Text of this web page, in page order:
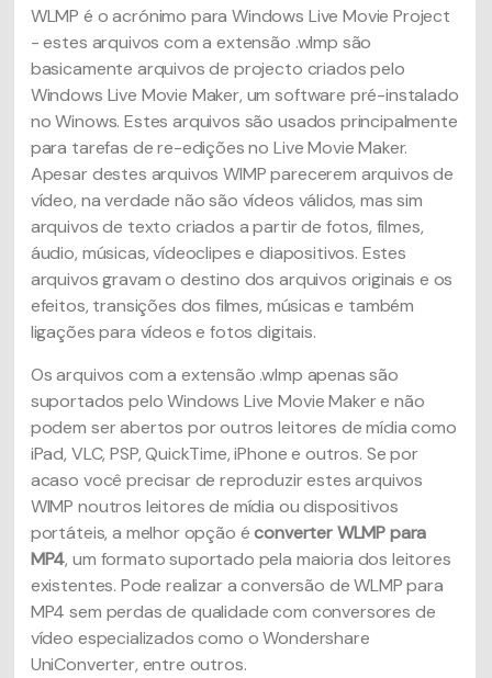
WLMP é o acrónimo para Windows Live Movie Project
- estes arquivos com a extensão .wlmp são
basicamente arquivos de projecto criados pelo
Windows Live Movie Maker, um software pré-instalado
no Winows. Estes arquivos são usados principalmente
para tarefas de re-edições no Live Movie Maker.
Apesar destes arquivos WIMP parecerem arquivos de
vídeo, na verdade não são vídeos válidos, mas sim
arquivos de texto criados a partir de fotos, filmes,
áudio, músicas, vídeoclipes e diapositivos. Estes
arquivos gravam o destino dos arquivos originais e os
efeitos, transições dos filmes, músicas e também
ligações para vídeos e fotos digitais.
Os arquivos com a extensão .wlmp apenas são
suportados pelo Windows Live Movie Maker e não
podem ser abertos por outros leitores de mídia como
iPad, VLC, PSP, QuickTime, iPhone e outros. Se por
acaso você precisar de reproduzir estes arquivos
WIMP noutros leitores de mídia ou dispositivos
portáteis, a melhor opção éconverter WLMP para
MP4, um formato suportado pela maioria dos leitores
existentes. Pode realizar a conversão de WLMP para
MP4 sem perdas de qualidade com conversores de
vídeo especializados como o Wondershare
UniConverter, entre outros.